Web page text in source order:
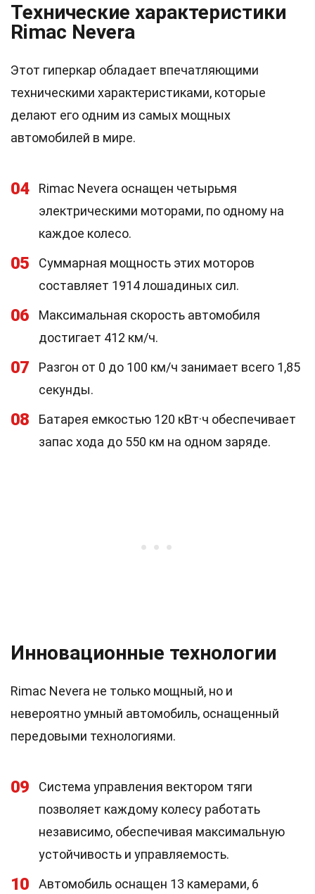
Технические характеристики
Rimac Nevera
Этот гиперкар обладает впечатляющими
техническими характеристиками, которые
делают его одним из самых мощных
автомобилей в мире.
04
Rimac Nevera оснащен четырьмя
электрическими моторами, по одному на
каждое колесо.
05
Суммарная мощность этих моторов
составляет 1914 лошадиных сил.
06
Максимальная скорость автомобиля
достигает 412 км/ч.
07
Разгон от 0 до 100 км/ч занимает всего 1,85
секунды.
08
Батарея емкостью 120 кВт·ч обеспечивает
запас хода до 550 км на одном заряде.
Инновационные технологии
Rimac Nevera не только мощный, но и
невероятно умный автомобиль, оснащенный
передовыми технологиями.
09
Система управления вектором тяги
позволяет каждому колесу работать
независимо, обеспечивая максимальную
устойчивость и управляемость.
10 Автомобиль оснащен 13 камерами, 6